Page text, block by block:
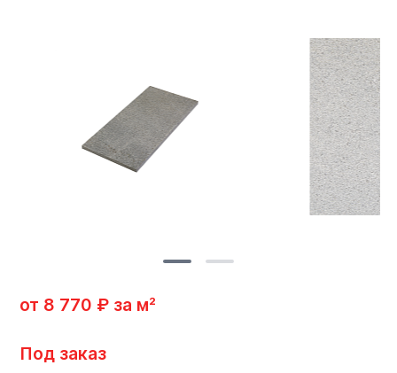
от 8 770 ₽ за м²
Под заказ